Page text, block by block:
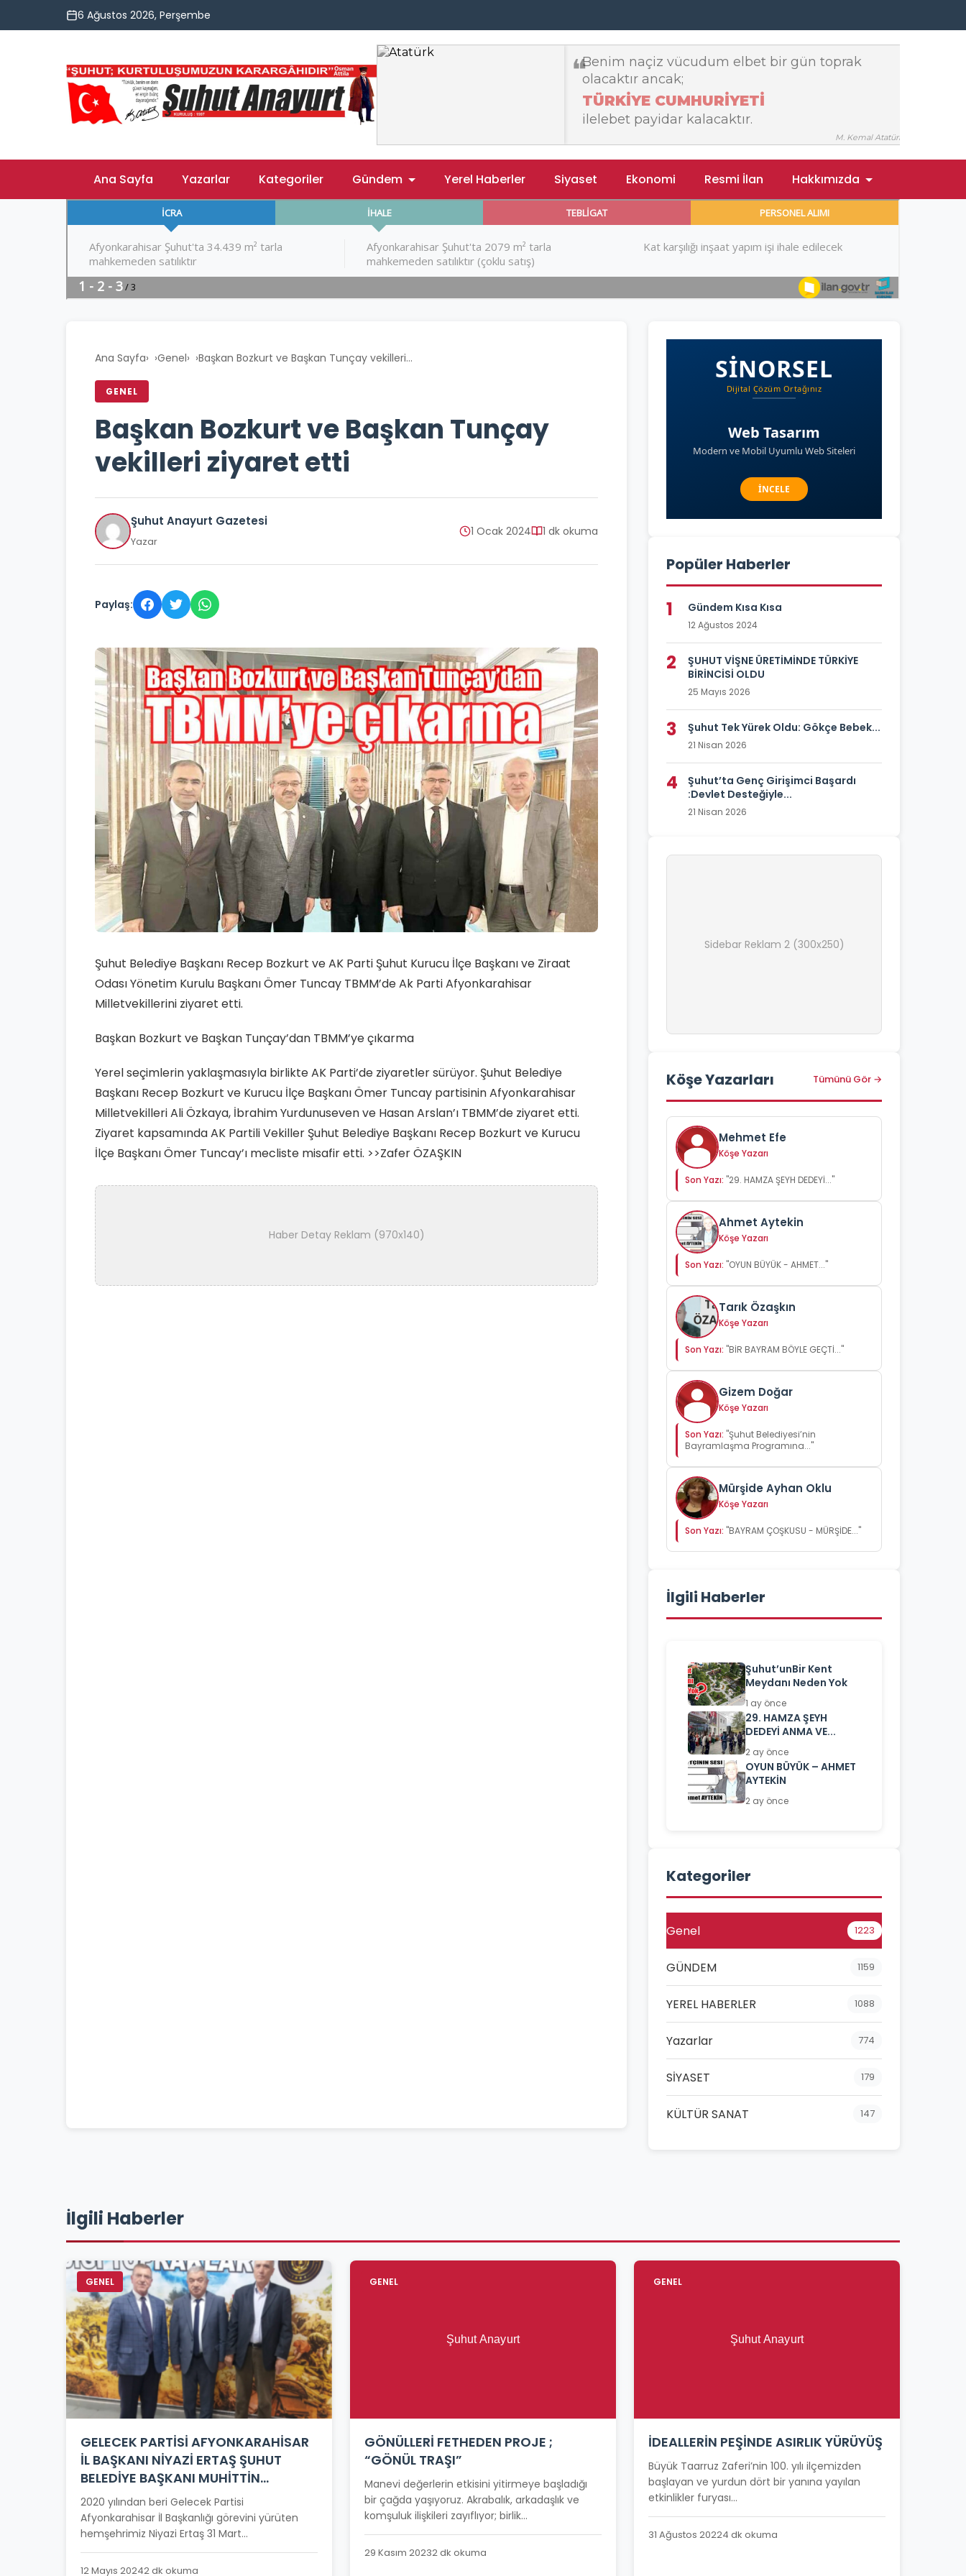
6 Ağustos 2026, Perşembe
Ana Sayfa Yazarlar Kategoriler Gündem Yerel Haberler Siyaset Ekonomi Resmi İlan Hakkımızda
Ana Sayfa› Genel› Başkan Bozkurt ve Başkan Tunçay vekilleri...
GENEL
Başkan Bozkurt ve Başkan Tunçay
vekilleri ziyaret etti
Şuhut Anayurt Gazetesi
Yazar
1 Ocak 2024 1 dk okuma
Paylaş:
Şuhut Belediye Başkanı Recep Bozkurt ve AK Parti Şuhut Kurucu İlçe Başkanı ve Ziraat
Odası Yönetim Kurulu Başkanı Ömer Tuncay TBMM’de Ak Parti Afyonkarahisar
Milletvekillerini ziyaret etti.
Başkan Bozkurt ve Başkan Tunçay’dan TBMM’ye çıkarma
Yerel seçimlerin yaklaşmasıyla birlikte AK Parti’de ziyaretler sürüyor. Şuhut Belediye
Başkanı Recep Bozkurt ve Kurucu İlçe Başkanı Ömer Tuncay partisinin Afyonkarahisar
Milletvekilleri Ali Özkaya, İbrahim Yurdunuseven ve Hasan Arslan’ı TBMM’de ziyaret etti.
Ziyaret kapsamında AK Partili Vekiller Şuhut Belediye Başkanı Recep Bozkurt ve Kurucu
İlçe Başkanı Ömer Tuncay’ı mecliste misafir etti. >>Zafer ÖZAŞKIN
Haber Detay Reklam (970x140)
Popüler Haberler
1 Gündem Kısa Kısa
12 Ağustos 2024
2
ŞUHUT VİŞNE ÜRETİMİNDE TÜRKİYE
BİRİNCİSİ OLDU
25 Mayıs 2026
3 Şuhut Tek Yürek Oldu: Gökçe Bebek...
21 Nisan 2026
4
Şuhut’ta Genç Girişimci Başardı
:Devlet Desteğiyle...
21 Nisan 2026
Sidebar Reklam 2 (300x250)
Köşe Yazarları Tümünü Gör →
Mehmet Efe
Köşe Yazarı
Son Yazı: "29. HAMZA ŞEYH DEDEYİ..."
Ahmet Aytekin
Köşe Yazarı
Son Yazı: "OYUN BÜYÜK - AHMET..."
Tarık Özaşkın
Köşe Yazarı
Son Yazı: "BİR BAYRAM BÖYLE GEÇTİ..."
Gizem Doğar
Köşe Yazarı
Son Yazı: "Şuhut Belediyesi’nin
Bayramlaşma Programına..."
Mürşide Ayhan Oklu
Köşe Yazarı
Son Yazı: "BAYRAM ÇOŞKUSU - MÜRŞİDE..."
İlgili Haberler
Şuhut’unBir Kent
Meydanı Neden Yok
1 ay önce
29. HAMZA ŞEYH
DEDEYİ ANMA VE...
2 ay önce
OYUN BÜYÜK – AHMET
AYTEKİN
2 ay önce
Kategoriler
Genel 1223
GÜNDEM 1159
YEREL HABERLER 1088
Yazarlar 774
SİYASET 179
KÜLTÜR SANAT 147
İlgili Haberler
GENEL
GELECEK PARTİSİ AFYONKARAHİSAR
İL BAŞKANI NİYAZİ ERTAŞ ŞUHUT
BELEDİYE BAŞKANI MUHİTTİN
ÖZAŞKIN’I ZİYARET ETTİ
2020 yılından beri Gelecek Partisi
Afyonkarahisar İl Başkanlığı görevini yürüten
hemşehrimiz Niyazi Ertaş 31 Mart...
12 Mayıs 20242 dk okuma
GENEL
GÖNÜLLERİ FETHEDEN PROJE ;
“GÖNÜL TRAŞI”
Manevi değerlerin etkisini yitirmeye başladığı
bir çağda yaşıyoruz. Akrabalık, arkadaşlık ve
komşuluk ilişkileri zayıflıyor; birlik...
29 Kasım 20232 dk okuma
GENEL
İDEALLERİN PEŞİNDE ASIRLIK YÜRÜYÜŞ
Büyük Taarruz Zaferi’nin 100. yılı ilçemizden
başlayan ve yurdun dört bir yanına yayılan
etkinlikler furyası...
31 Ağustos 20224 dk okuma